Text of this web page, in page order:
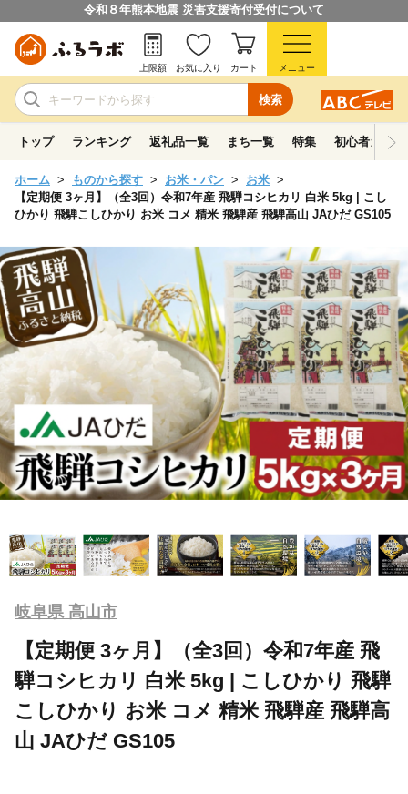
令和８年熊本地震 災害支援寄付受付について
検索
上限額 お気に入り カート メニュー
トップ ランキング 返礼品一覧 まち一覧 特集 初心者ガイド
ホーム ものから探す お米・パン
お米
【定期便 3ヶ月】（全3回）令和7年産 飛騨コシヒカリ 白米 5kg | こし
ひかり 飛騨こしひかり お米 コメ 精米 飛騨産 飛騨高山 JAひだ GS105
岐阜県 高山市
【定期便 3ヶ月】（全3回）令和7年産 飛
騨コシヒカリ 白米 5kg | こしひかり 飛騨
こしひかり お米 コメ 精米 飛騨産 飛騨高
山 JAひだ GS105